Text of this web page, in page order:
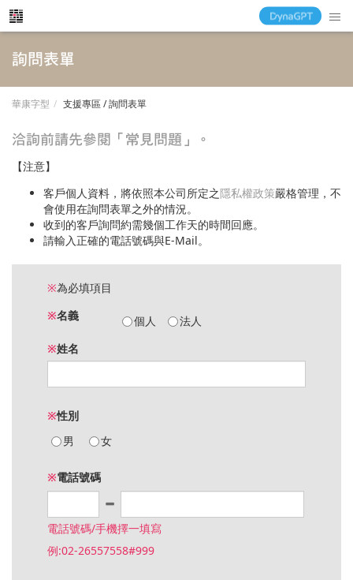
詢問表單
華康字型 支援專區 / 詢問表單
洽詢前請先參閱「常見問題」。
【注意】
客戶個人資料，將依照本公司所定之隱私權政策嚴格管理，不
會使用在詢問表單之外的情況。
收到的客戶詢問約需幾個工作天的時間回應。
請輸入正確的電話號碼與E-Mail。
※為必填項目
※名義 個人
法人
※姓名
※性別
男
女
※電話號碼
電話號碼/手機擇一填寫
例:02-26557558#999